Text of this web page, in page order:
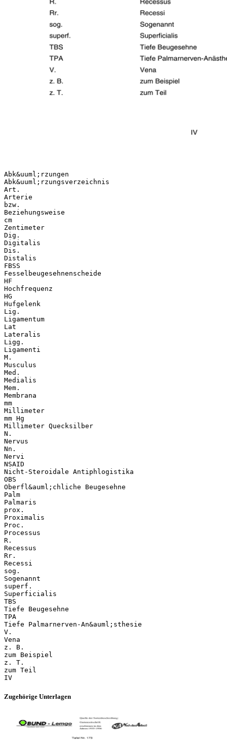
Abk&uuml;rzungen
Abk&uuml;rzungsverzeichnis
Art.
Arterie
bzw.
Beziehungsweise
cm
Zentimeter
Dig.
Digitalis
Dis.
Distalis
FBSS
Fesselbeugesehnenscheide
HF
Hochfrequenz
HG
Hufgelenk
Lig.
Ligamentum
Lat
Lateralis
Ligg.
Ligamenti
M.
Musculus
Med.
Medialis
Mem.
Membrana
mm
Millimeter
mm Hg
Millimeter Quecksilber
N.
Nervus
Nn.
Nervi
NSAID
Nicht-Steroidale Antiphlogistika
OBS
Oberfl&auml;chliche Beugesehne
Palm
Palmaris
prox.
Proximalis
Proc.
Processus
R.
Recessus
Rr.
Recessi
sog.
Sogenannt
superf.
Superficialis
TBS
Tiefe Beugesehne
TPA
Tiefe Palmarnerven-An&auml;sthesie
V.
Vena
z. B.
zum Beispiel
z. T.
zum Teil
Zugehörige Unterlagen